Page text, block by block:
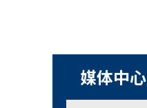
媒体中心